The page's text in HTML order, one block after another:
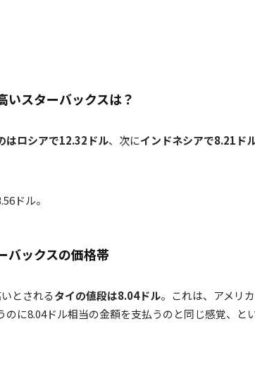
いスターバックスは？
はロシアで12.32ドル、次にインドネシアで8.21ド
ドル。
バックスの価格帯
とされるタイの値段は8.04ドル。これは、アメリ
のに8.04ドル相当の金額を支払うのと同じ感覚、と